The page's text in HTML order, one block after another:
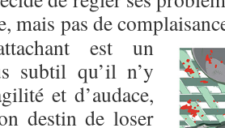
mais pas de
est un
subtil qu’il n’y
et d’audace,
destin de loser